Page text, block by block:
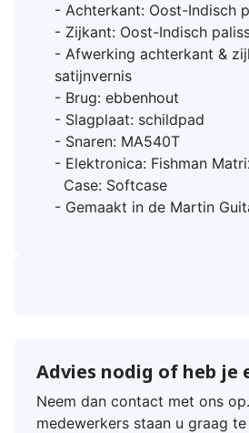
- Achterkant: Oost-Indisch
- Zijkant: Oost-Indisch
- Afwerking achterkant &
satijnvernis
- Brug: ebbenhout
- Slagplaat: schildpad
- Snaren: MA540T
- Elektronica: Fishman
Case: Softcase
- Gemaakt in de Martin
Advies nodig of heb je
Neem dan contact met ons
medewerkers staan u graag